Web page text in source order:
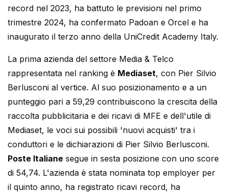
record nel 2023, ha battuto le previsioni nel primo
trimestre 2024, ha confermato Padoan e Orcel e ha
inaugurato il terzo anno della UniCredit Academy Italy.
La prima azienda del settore Media & Telco
rappresentata nel ranking è Mediaset, con Pier Silvio
Berlusconi al vertice. Al suo posizionamento e a un
punteggio pari a 59,29 contribuiscono la crescita della
raccolta pubblicitaria e dei ricavi di MFE e dell'utile di
Mediaset, le voci sui possibili 'nuovi acquisti' tra i
conduttori e le dichiarazioni di Pier Silvio Berlusconi.
Poste Italiane segue in sesta posizione con uno score
di 54,74. L'azienda è stata nominata top employer per
il quinto anno, ha registrato ricavi record, ha